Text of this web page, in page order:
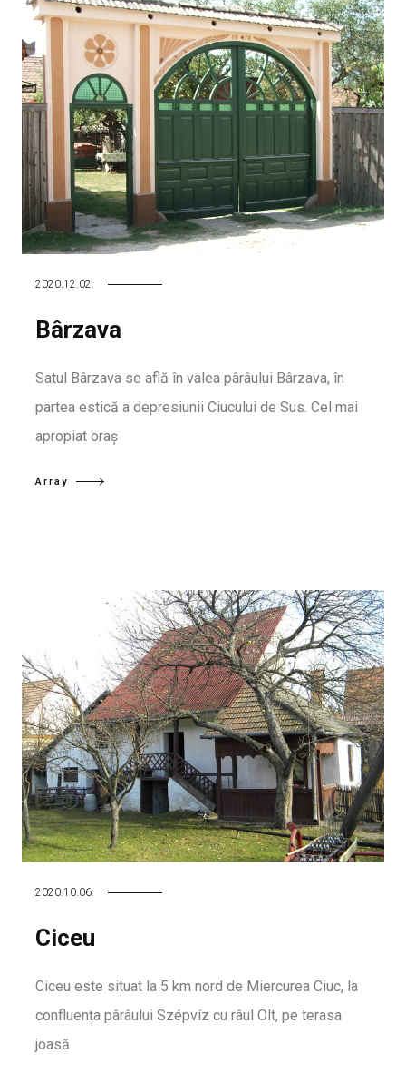
2020.12.02.
Bârzava
Satul Bârzava se află în valea pârâului Bârzava, în
partea estică a depresiunii Ciucului de Sus. Cel mai
apropiat oraș
Array
2020.10.06.
Ciceu
Ciceu este situat la 5 km nord de Miercurea Ciuc, la
confluența pârâului Szépvíz cu râul Olt, pe terasa
joasă